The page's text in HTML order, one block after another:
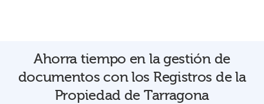
Ahorra tiempo en la gestión de
documentos con los Registros de la
Propiedad de Tarragona